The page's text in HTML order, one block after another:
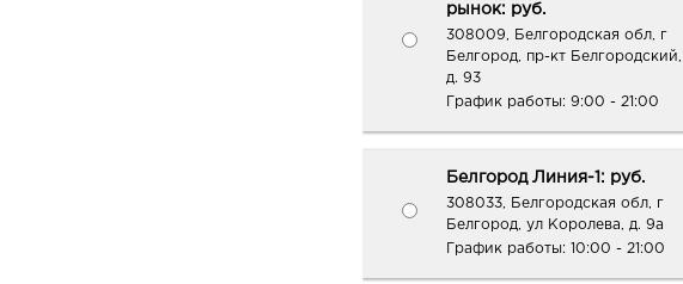
рынок: руб.
308009, Белгородская обл, г
Белгород, пр-кт Белгородский,
д. 93
График работы: 9:00 - 21:00
Белгород Линия-1: руб.
308033, Белгородская обл, г
Белгород, ул Королева, д. 9а
График работы: 10:00 - 21:00